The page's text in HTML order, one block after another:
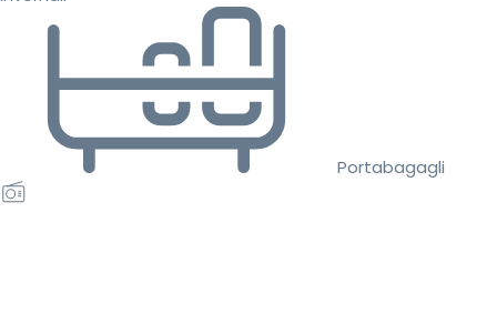
Portabagagli